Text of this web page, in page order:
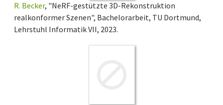
R. Becker, "NeRF-gestützte 3D-Rekonstruktion
realkonformer Szenen", Bachelorarbeit, TU Dortmund,
Lehrstuhl Informatik VII, 2023.